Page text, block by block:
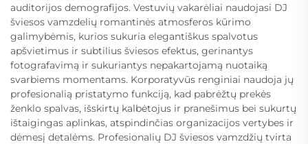
auditorijos demografijos. Vestuvių vakarėliai naudojasi DJ
šviesos vamzdelių romantinės atmosferos kūrimo
galimybėmis, kurios sukuria elegantiškus spalvotus
apšvietimus ir subtilius šviesos efektus, gerinantys
fotografavimą ir sukuriantys nepakartojamą nuotaiką
svarbiems momentams. Korporatyvūs renginiai naudoja jų
profesionalią pristatymo funkciją, kad pabrėžtų prekės
ženklo spalvas, išskirtų kalbėtojus ir pranešimus bei sukurtų
ištaigingas aplinkas, atspindinčias organizacijos vertybes ir
dėmesį detalėms. Profesionalių DJ šviesos vamzdžių tvirta